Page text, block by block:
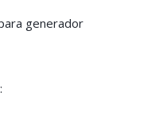
generador